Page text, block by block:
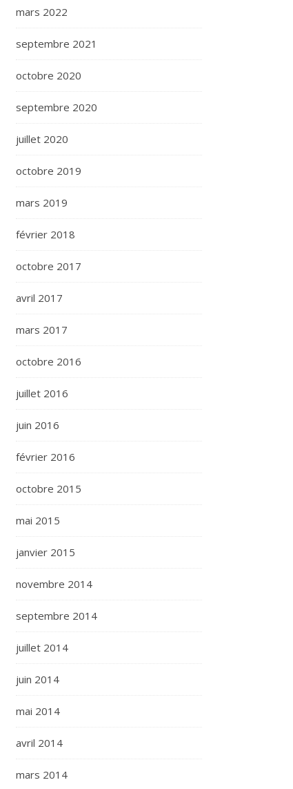
mars 2022
septembre 2021
octobre 2020
septembre 2020
juillet 2020
octobre 2019
mars 2019
février 2018
octobre 2017
avril 2017
mars 2017
octobre 2016
juillet 2016
juin 2016
février 2016
octobre 2015
mai 2015
janvier 2015
novembre 2014
septembre 2014
juillet 2014
juin 2014
mai 2014
avril 2014
mars 2014